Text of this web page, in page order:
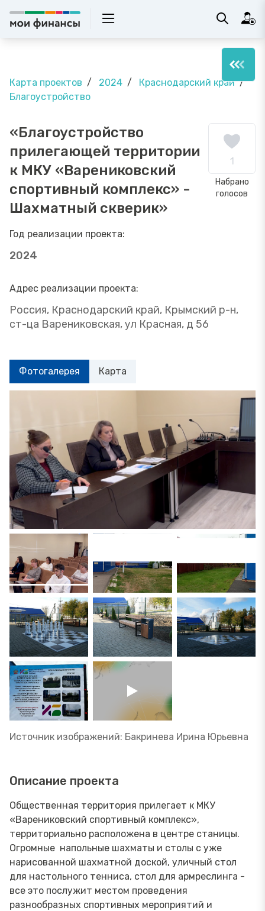
Карта проектов 2024
Краснодарский край
Благоустройство
«Благоустройство
прилегающей территории
к МКУ «Варениковский
спортивный комплекс» -
Шахматный скверик»
1
Набрано
голосов
Год реализации проекта:
2024
Адрес реализации проекта:
Россия, Краснодарский край, Крымский р-н,
ст-ца Варениковская, ул Красная, д 56
Фотогалерея Карта
Источник изображений: Бакринева Ирина Юрьевна
Описание проекта
Общественная территория прилегает к МКУ
«Варениковский спортивный комплекс»,
территориально расположена в центре станицы.
Огромные напольные шахматы и столы с уже
нарисованной шахматной доской, уличный стол
для настольного тенниса, стол для армреслинга -
все это послужит местом проведения
разнообразных спортивных мероприятий и